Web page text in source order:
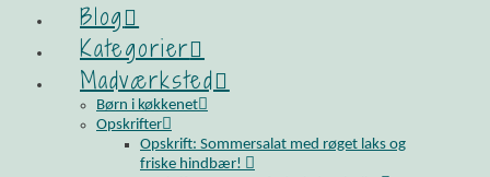
Blog
Kategorier
Madværksted
Børn i køkkenet
Opskrifter
Opskrift: Sommersalat med røget laks og
friske hindbær!